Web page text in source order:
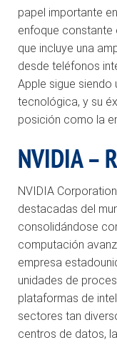
papel importante
enfoque constante
que incluye una
desde teléfonos
Apple sigue siendo
tecnológica, y su
posición como la
NVIDIA –
NVIDIA
destacadas del
consolidándose
computación
empresa
unidades de
plataformas de
sectores tan
centros de datos,